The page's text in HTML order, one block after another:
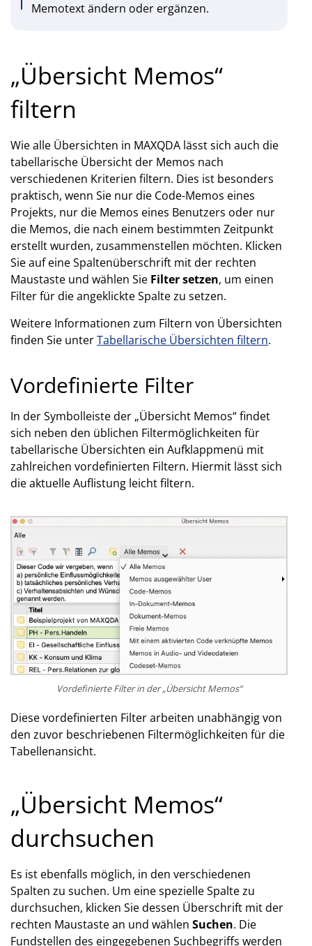
Memotext ändern oder ergänzen.
„Übersicht Memos“
filtern
Wie alle Übersichten in MAXQDA lässt sich auch die
tabellarische Übersicht der Memos nach
verschiedenen Kriterien filtern. Dies ist besonders
praktisch, wenn Sie nur die Code-Memos eines
Projekts, nur die Memos eines Benutzers oder nur
die Memos, die nach einem bestimmten Zeitpunkt
erstellt wurden, zusammenstellen möchten. Klicken
Sie auf eine Spaltenüberschrift mit der rechten
Maustaste und wählen Sie Filter setzen, um einen
Filter für die angeklickte Spalte zu setzen.
Weitere Informationen zum Filtern von Übersichten
finden Sie unterTabellarische Übersichten filtern.
Vordefinierte Filter
In der Symbolleiste der „Übersicht Memos“ findet
sich neben den üblichen Filtermöglichkeiten für
tabellarische Übersichten ein Aufklappmenü mit
zahlreichen vordefinierten Filtern. Hiermit lässt sich
die aktuelle Auflistung leicht filtern.
Vordefinierte Filter in der „Übersicht Memos“
Diese vordefinierten Filter arbeiten unabhängig von
den zuvor beschriebenen Filtermöglichkeiten für die
Tabellenansicht.
„Übersicht Memos“
durchsuchen
Es ist ebenfalls möglich, in den verschiedenen
Spalten zu suchen. Um eine spezielle Spalte zu
durchsuchen, klicken Sie dessen Überschrift mit der
rechten Maustaste an und wählen Suchen. Die
Fundstellen des eingegebenen Suchbegriffs werden